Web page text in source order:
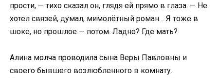
прости, — тихо сказал он, глядя ей прямо в глаза. — Не
хотел связей, думал, мимолётный роман… Я тоже в
шоке, но прошлое — потом. Ладно? Где мать?
Алина молча проводила сына Веры Павловны и
своего бывшего возлюбленного в комнату.